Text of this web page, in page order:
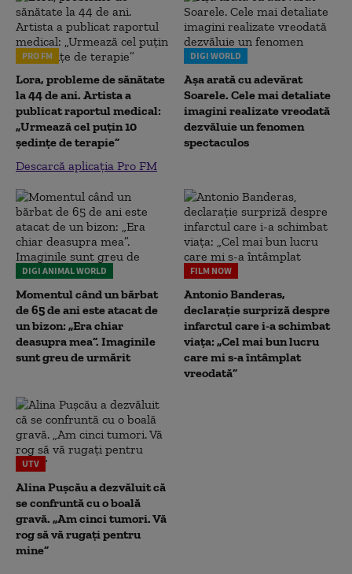
PRO FM
Lora, probleme de sănătate
la 44 de ani. Artista a
publicat raportul medical:
„Urmează cel puțin 10
ședințe de terapie”
Descarcă aplicația Pro FM
DIGI WORLD
Așa arată cu adevărat
Soarele. Cele mai detaliate
imagini realizate vreodată
dezvăluie un fenomen
spectaculos
DIGI ANIMAL WORLD
Momentul când un bărbat
de 65 de ani este atacat de
un bizon: „Era chiar
deasupra mea”. Imaginile
sunt greu de urmărit
FILM NOW
Antonio Banderas,
declarație surpriză despre
infarctul care i-a schimbat
viața: „Cel mai bun lucru
care mi s-a întâmplat
vreodată”
UTV
Alina Pușcău a dezvăluit că
se confruntă cu o boală
gravă. „Am cinci tumori. Vă
rog să vă rugați pentru
mine”